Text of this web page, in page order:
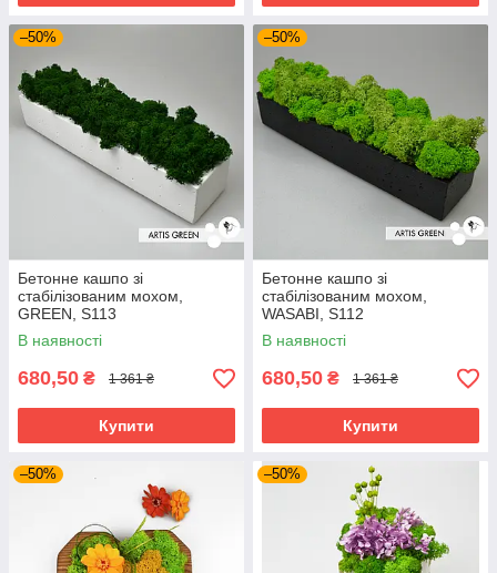
–50%
Бетонне кашпо зі
стабілізованим мохом,
GREEN, S113
В наявності
680,50 ₴ 1 361 ₴
Купити
–50%
Бетонне кашпо зі
стабілізованим мохом,
WASABI, S112
В наявності
680,50 ₴ 1 361 ₴
Купити
–50% –50%